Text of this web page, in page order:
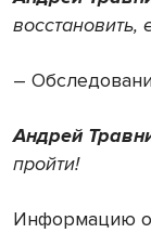
восстановить,
–
Андрей
пройти!
Информацию о